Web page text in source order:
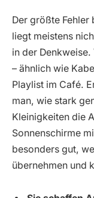
Der größte
liegt meistens
in der
– ähnlich wie
Playlist im Café.
man, wie stark
Kleinigkeiten die
Sonnenschirme
besonders gut,
übernehmen und